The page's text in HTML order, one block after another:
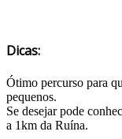
Dicas:
Ótimo percurso para
pequenos.
Se desejar pode
a 1km da Ruína.